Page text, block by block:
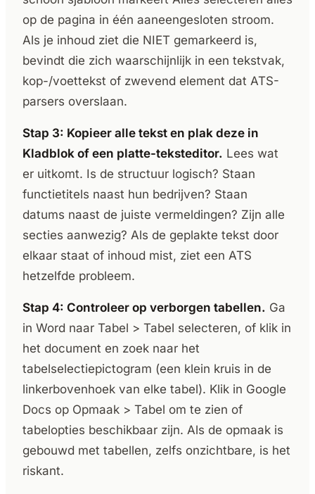
op de pagina in één aaneengesloten stroom.
Als je inhoud ziet die NIET gemarkeerd is,
bevindt die zich waarschijnlijk in een tekstvak,
kop-/voettekst of zwevend element dat ATS-
parsers overslaan.
Stap 3: Kopieer alle tekst en plak deze in
Kladblok of een platte-teksteditor. Lees wat
er uitkomt. Is de structuur logisch? Staan
functietitels naast hun bedrijven? Staan
datums naast de juiste vermeldingen? Zijn alle
secties aanwezig? Als de geplakte tekst door
elkaar staat of inhoud mist, ziet een ATS
hetzelfde probleem.
Stap 4: Controleer op verborgen tabellen. Ga
in Word naar Tabel > Tabel selecteren, of klik in
het document en zoek naar het
tabelselectiepictogram (een klein kruis in de
linkerbovenhoek van elke tabel). Klik in Google
Docs op Opmaak > Tabel om te zien of
tabelopties beschikbaar zijn. Als de opmaak is
gebouwd met tabellen, zelfs onzichtbare, is het
riskant.